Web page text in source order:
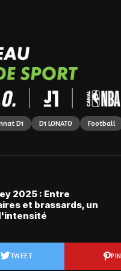
D1 D1 LONATO Football
2025 : Entre
et brassards, un
TWEET PIN